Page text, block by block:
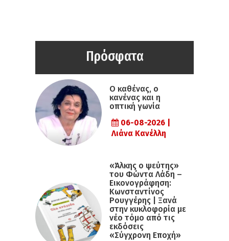
Πρόσφατα
Ο καθένας, ο
κανένας και η
οπτική γωνία
06-08-2026 |
Λιάνα Κανέλλη
«Άλκης ο ψεύτης»
του Φώντα Λάδη –
Εικονογράφηση:
Κωνσταντίνος
Ρουγγέρης | Ξανά
στην κυκλοφορία με
νέο τόμο από τις
εκδόσεις
«Σύγχρονη Εποχή»